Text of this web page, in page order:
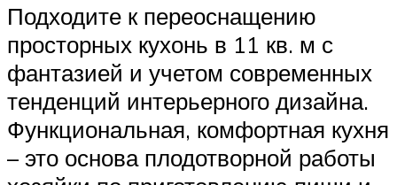
Подходите к переоснащению
просторных кухонь в 11 кв. м с
фантазией и учетом современных
тенденций интерьерного дизайна.
Функциональная, комфортная кухня
– это основа плодотворной работы